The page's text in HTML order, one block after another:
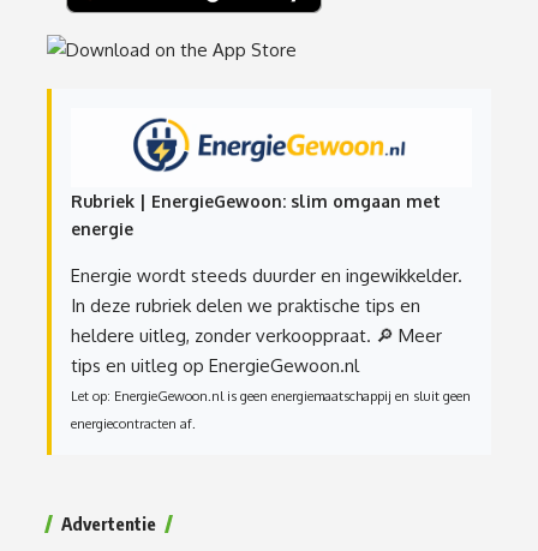
Rubriek | EnergieGewoon: slim omgaan met
energie
Energie wordt steeds duurder en ingewikkelder.
In deze rubriek delen we praktische tips en
heldere uitleg, zonder verkooppraat. 🔎 Meer
tips en uitleg op EnergieGewoon.nl
Let op: EnergieGewoon.nl is geen energiemaatschappij en sluit geen
energiecontracten af.
Advertentie